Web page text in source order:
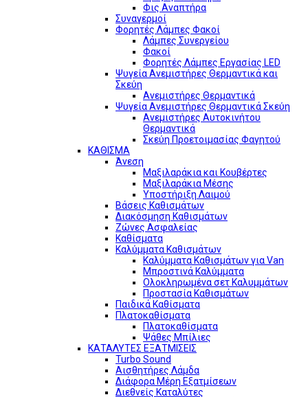
Φις Αναπτήρα
Συναγερμοί
Φορητές Λάμπες Φακοί
Λάμπες Συνεργείου
Φακοί
Φορητές Λάμπες Εργασίας LED
Ψυγεία Ανεμιστήρες Θερμαντικά και
Σκεύη
Ανεμιστήρες Θερμαντικά
Ψυγεία Ανεμιστήρες Θερμαντικά Σκεύη
Ανεμιστήρες Αυτοκινήτου
Θερμαντικά
Σκεύη Προετοιμασίας Φαγητού
ΚΑΘΙΣΜΑ
Άνεση
Μαξιλαράκια και Κουβέρτες
Μαξιλαράκια Μέσης
Υποστήριξη Λαιμού
Βάσεις Καθισμάτων
Διακόσμηση Καθισμάτων
Ζώνες Ασφαλείας
Καθίσματα
Καλύμματα Καθισμάτων
Καλύμματα Καθισμάτων για Van
Μπροστινά Καλύμματα
Ολοκληρωμένα σετ Καλυμμάτων
Προστασία Καθισμάτων
Παιδικά Καθίσματα
Πλατοκαθίσματα
Πλατοκαθίσματα
Ψάθες Μπίλιες
ΚΑΤΑΛΥΤΕΣ ΕΞΑΤΜΙΣΕΙΣ
Turbo Sound
Αισθητήρες Λάμδα
Διάφορα Μέρη Εξατμίσεων
Διεθνείς Καταλύτες